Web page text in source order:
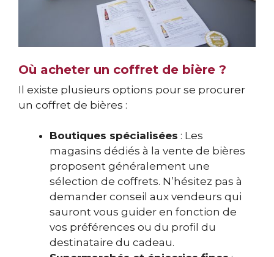
Où acheter un coffret de bière ?
Il existe plusieurs options pour se procurer
un coffret de bières :
Boutiques spécialisées : Les
magasins dédiés à la vente de bières
proposent généralement une
sélection de coffrets. N’hésitez pas à
demander conseil aux vendeurs qui
sauront vous guider en fonction de
vos préférences ou du profil du
destinataire du cadeau.